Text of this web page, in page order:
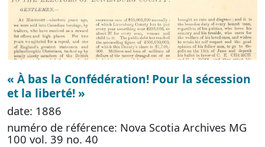
« À bas la Confédération! Pour la sécession
et la liberté! »
date: 1886
numéro de référence: Nova Scotia Archives MG
100 vol. 39 no. 40